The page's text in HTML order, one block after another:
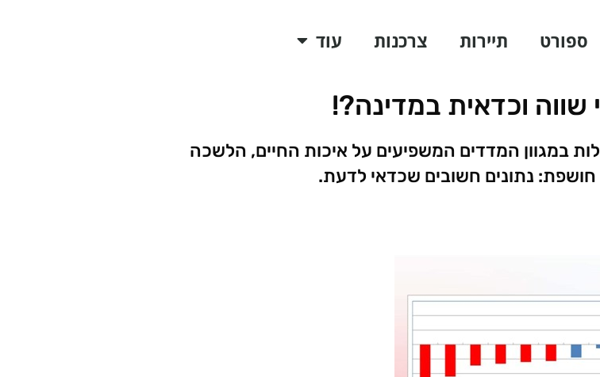
ספורט תיירות צרכנות עוד
שווה וכדאית במדינה?!
במגוון המדדים המשפיעים על איכות החיים, הלשכה
נתונים חשובים שכדאי לדעת.